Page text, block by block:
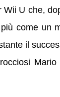
Wii U che,
come un
il